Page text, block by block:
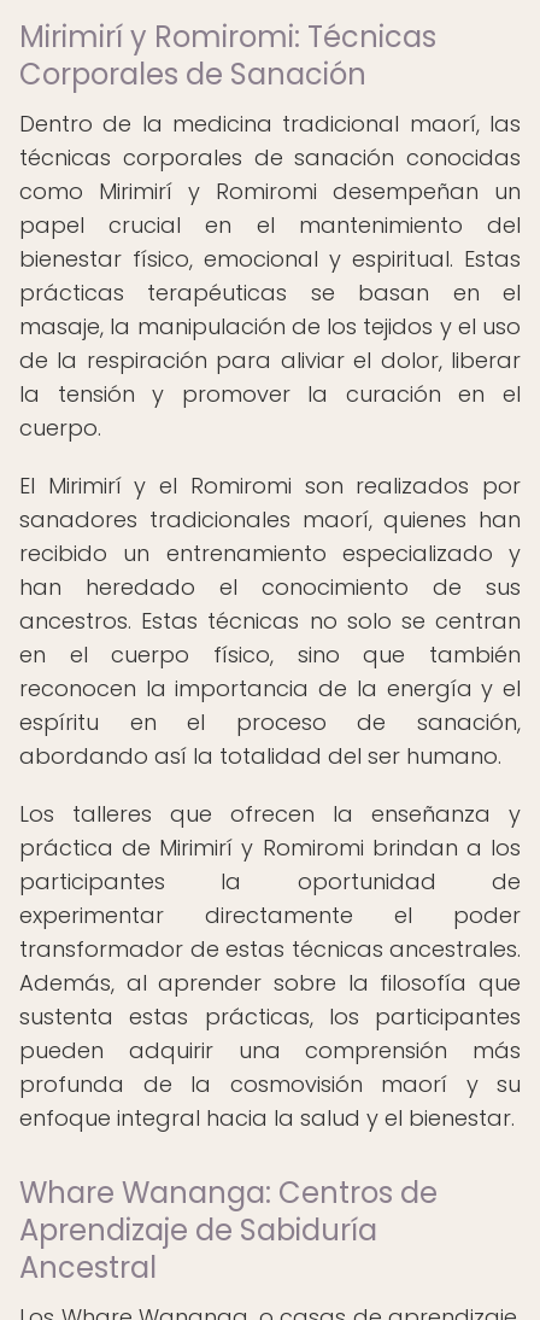
Mirimirí y Romiromi: Técnicas
Corporales de Sanación
Dentro de la medicina tradicional maorí, las
técnicas corporales de sanación conocidas
como Mirimirí y Romiromi desempeñan un
papel crucial en el mantenimiento del
bienestar físico, emocional y espiritual. Estas
prácticas terapéuticas se basan en el
masaje, la manipulación de los tejidos y el uso
de la respiración para aliviar el dolor, liberar
la tensión y promover la curación en el
cuerpo.
El Mirimirí y el Romiromi son realizados por
sanadores tradicionales maorí, quienes han
recibido un entrenamiento especializado y
han heredado el conocimiento de sus
ancestros. Estas técnicas no solo se centran
en el cuerpo físico, sino que también
reconocen la importancia de la energía y el
espíritu en el proceso de sanación,
abordando así la totalidad del ser humano.
Los talleres que ofrecen la enseñanza y
práctica de Mirimirí y Romiromi brindan a los
participantes la oportunidad de
experimentar directamente el poder
transformador de estas técnicas ancestrales.
Además, al aprender sobre la filosofía que
sustenta estas prácticas, los participantes
pueden adquirir una comprensión más
profunda de la cosmovisión maorí y su
enfoque integral hacia la salud y el bienestar.
Whare Wananga: Centros de
Aprendizaje de Sabiduría
Ancestral